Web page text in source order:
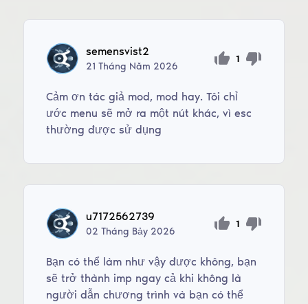
semensvist2
21Tháng Năm 2026
1
Cảm ơn tác giả mod, mod hay. Tôi chỉ
ước menu sẽ mở ra một nút khác, vì esc
thường được sử dụng
u7172562739
02Tháng Bảy 2026
1
Bạn có thể làm như vậy được không, bạn
sẽ trở thành imp ngay cả khi không là
người dẫn chương trình và bạn có thể